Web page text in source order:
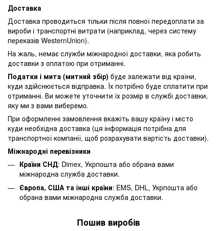
Доставка
Доставка проводиться тільки після повної передоплати за
вироби і транспортні витрати (наприклад, через систему
переказів WesternUnion).
На жаль, немає служби міжнародної доставки, яка робить
доставки з оплатою при отриманні.
Податки і мита (митний збір) буде залежати від країни,
куди здійснюється відправка. Їх потрібно буде сплатити при
отриманні. Ви можете уточнити їх розмір в службі доставки,
яку ми з вами виберемо.
При оформленні замовлення вкажіть вашу країну і місто
куди необхідна доставка (ця інформація потрібна для
транспортної компанії, щоб розрахувати вартість доставки).
Міжнародні перевізники
Країни СНД: Dimex, Укрпошта або обрана вами
міжнародна служба доставки.
Європа, США та інші країни: EMS, DHL, Укрпошта або
обрана вами міжнародна служба доставки.
Пошив виробів